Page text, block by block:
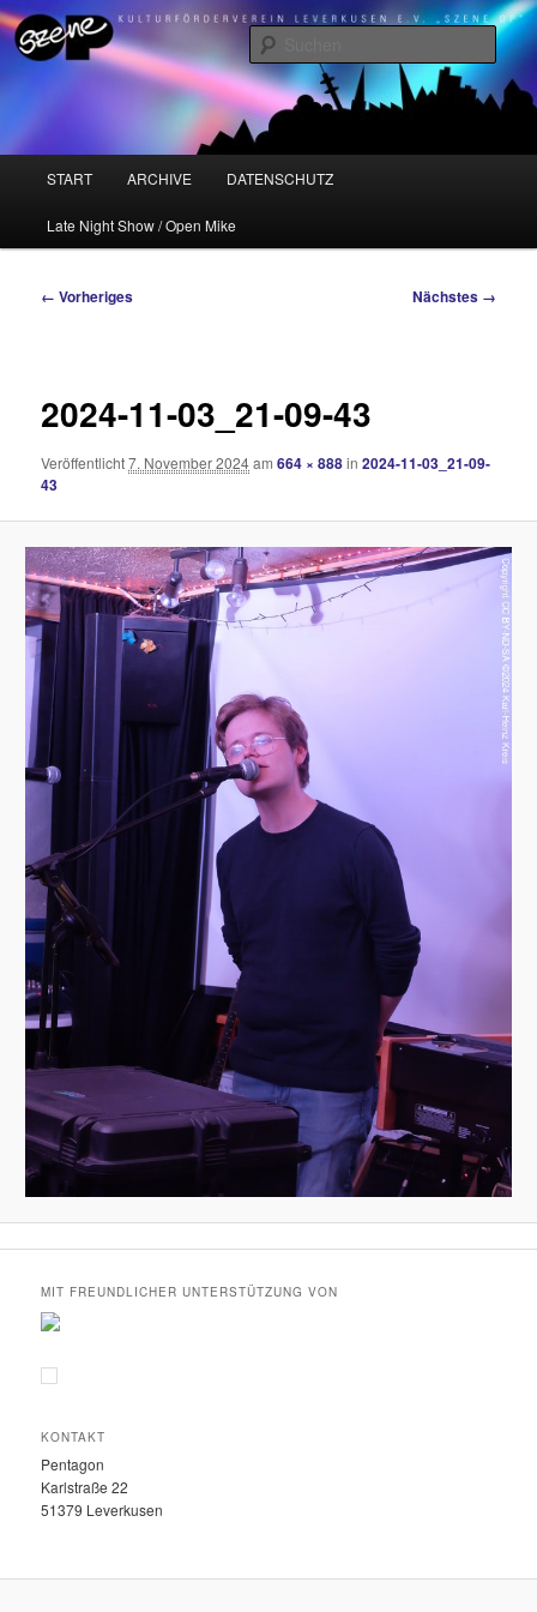
Zum
primären
Inhalt
Szene OP
Kulturförderverein Leverkusen e.V. "Szene OP"
START ARCHIVE DATENSCHUTZ
Late Night Show / Open Mike
Bilder-
← Vorheriges Nächstes →
2024-11-03_21-09-43
Veröffentlicht7. November 2024am664 × 888in2024-11-03_21-09-
43
MIT FREUNDLICHER UNTERSTÜTZUNG VON
KONTAKT
Pentagon
Karlstraße 22
51379 Leverkusen